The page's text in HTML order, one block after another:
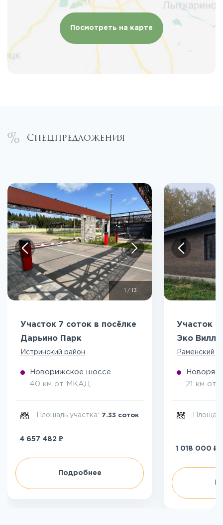
Посмотреть на карте
Спецпредложения
/ 13
Участок 7 соток в посёлке
Дарьино Парк
Истринский район
Новорижское шоссе
40 км от МКАД
Площадь участка: 7.33 соток
4 657 482 ₽
Подробнее
Участок 5
Эко
Раменский
21 км от
1 018 000 ₽